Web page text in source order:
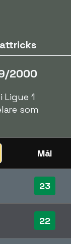
2000
1
som
Mål
23
22